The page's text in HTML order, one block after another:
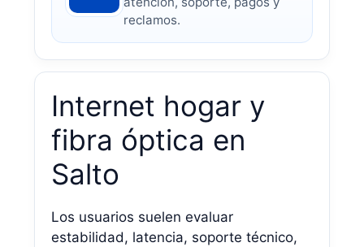
reclamos.
Internet hogar y
fibra óptica en
Salto
Los usuarios suelen evaluar
estabilidad, latencia, soporte técnico,